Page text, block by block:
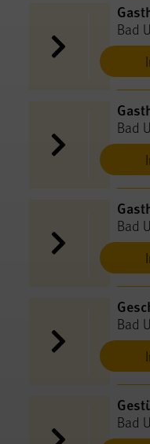
Bad
Bad
Bad
Bad
Bad